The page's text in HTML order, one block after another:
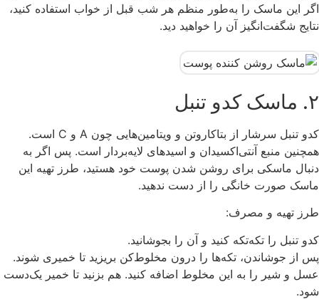
اگر این ماسک را به‌طور منظم هر شب قبل از خواب استفاده کنید،
نتایج شگفت‌انگیز آن را خواهید دید.
۲. ماسک کدو تنبل
کدو تنبل سرشار از بتاکاروتن و ویتامین‌هایی چون A و C است.
همچنین منبع آنتی‌اکسیدان و اسیدهای لایه‌بردار است. پس اگر به
دنبال ماسکی برای روشن شدن پوست خود هستید، طرز تهیه این
ماسک صورت خانگی را از دست ندهید.
طرز تهیه و مصرف:
کدو تنبل را تکه‌تکه کنید و آن را بجوشانید.
پس از جوشاندن، تکه‌ها را درون مخلوط‌کن بریزید تا خمیری شوند.
عسل و شیر را به این مخلوط اضافه کنید. هم بزنید تا خمیر یک‌دست
شود.